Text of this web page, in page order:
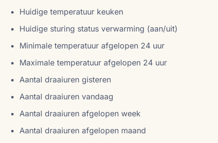
Huidige temperatuur keuken
Huidige sturing status verwarming (aan/uit)
Minimale temperatuur afgelopen 24 uur
Maximale temperatuur afgelopen 24 uur
Aantal draaiuren gisteren
Aantal draaiuren vandaag
Aantal draaiuren afgelopen week
Aantal draaiuren afgelopen maand